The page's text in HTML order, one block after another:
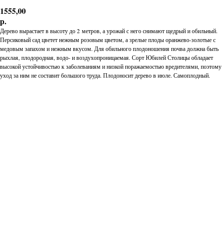
1555,00
р.
Дерево вырастает в высоту до 2 метров, а урожай с него снимают щедрый и обильный.
Персиковый сад цветет нежным розовым цветом, а зрелые плоды оранжево-золотые с
медовым запахом и нежным вкусом. Для обильного плодоношения почва должна быть
рыхлая, плодородная, водо- и воздухопроницаемая. Сорт Юбилей Столицы обладает
высокой устойчивостью к заболеваниям и низкой поражаемостью вредителями, поэтому
уход за ним не составит большого труда. Плодоносит дерево в июле. Самоплодный.